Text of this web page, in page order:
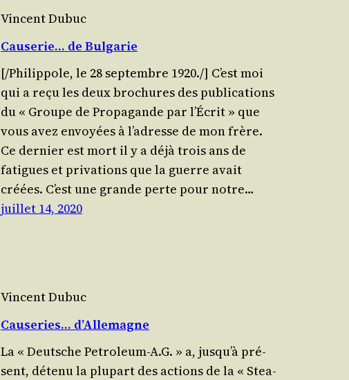
Vincent Dubuc
Causerie… de Bulgarie
[/​Philippole, le 28 sep­tembre 1920./] C’est moi
qui a reçu les deux bro­chures des publi­ca­tions
du « Groupe de Pro­pa­gande par l’Écrit » que
vous avez envoyées à l’adresse de mon frère.
Ce der­nier est mort il y a déjà trois ans de
fatigues et pri­va­tions que la guerre avait
créées. C’est une grande perte pour notre…
juillet 14, 2020
Vincent Dubuc
Causeries… d’Allemagne
La « Deutsche Petroleum‑A.G. » a, jusqu’à pré­
sent, déte­nu la plu­part des actions de la « Stea­